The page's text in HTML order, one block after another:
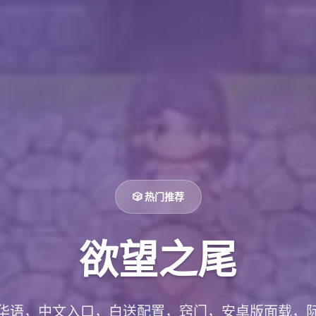
🎲 热门推荐
欲望之尾
语，中文入口，白送配置，窍门，安卓版面载，